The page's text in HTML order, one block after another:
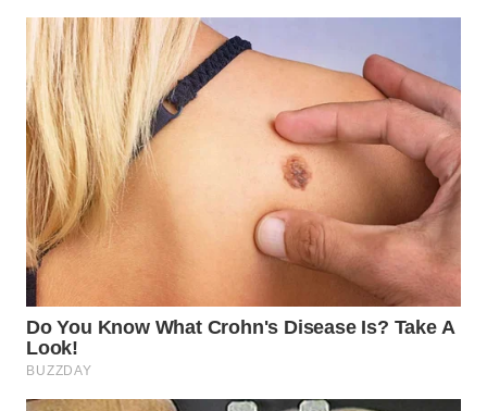
WAHANA
ADVOKAT
WAHANA
INFRASTRUKTUR
WAHANA
KONSUMEN
WAHANA
WAHANA
TRAVEL